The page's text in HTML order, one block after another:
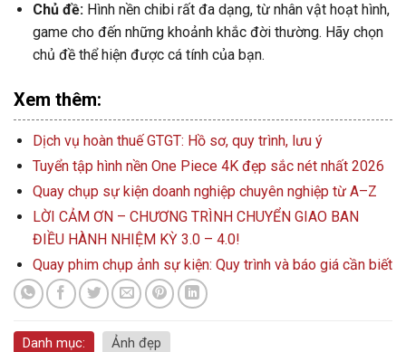
Chủ đề:Hình nền chibi rất đa dạng, từ nhân vật hoạt hình,
game cho đến những khoảnh khắc đời thường. Hãy chọn
chủ đề thể hiện được cá tính của bạn.
Xem thêm:
Dịch vụ hoàn thuế GTGT: Hồ sơ, quy trình, lưu ý
Tuyển tập hình nền One Piece 4K đẹp sắc nét nhất 2026
Quay chụp sự kiện doanh nghiệp chuyên nghiệp từ A–Z
LỜI CẢM ƠN – CHƯƠNG TRÌNH CHUYỂN GIAO BAN
ĐIỀU HÀNH NHIỆM KỲ 3.0 – 4.0!
Quay phim chụp ảnh sự kiện: Quy trình và báo giá cần biết
Danh mục: Ảnh đẹp